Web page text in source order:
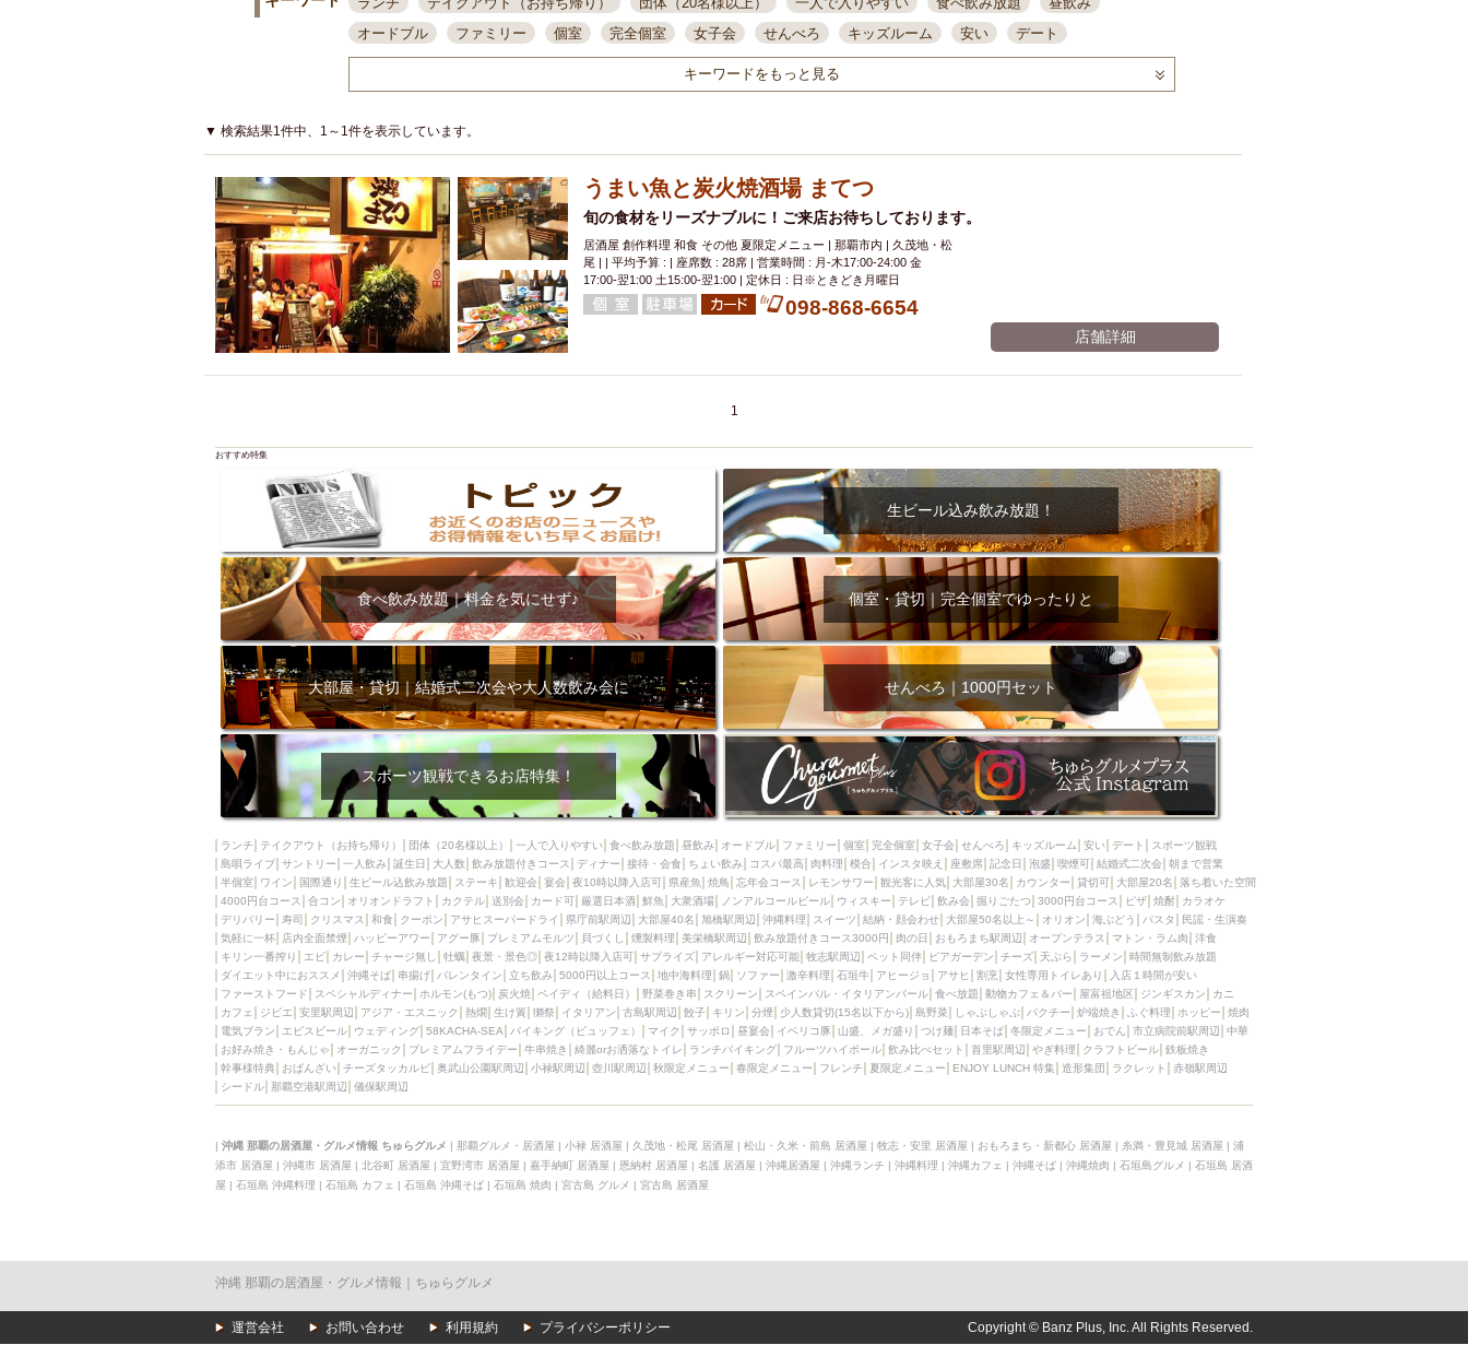
オードブル
ファミリー 個室 完全個室 女子会 せんべろ キッズルーム 安い
デート
一人飲み 誕生日 大人数
接待・会食
ちょい飲み コスパ最高 肉料理 模合 インスタ映え 座敷席 記念日 泡盛
喫煙可
結婚式二次会
夜10時以降入店可
県産魚 焼鳥 忘年会コース レモンサワー 観光客に人気 大部屋30名
カウンター
貸切可
大部屋20名 落ち着いた空間 4000円台コース 合コン オリオンドラフト
カード可
厳選日本酒 鮮魚 大衆酒場 ノンアルコールビール ウィスキー テレビ
3000円台コース
ピザ 焼酎 カラオケ デリバリー 寿司 クリスマス 和食
アサヒスーパードライ
県庁前駅周辺 大部屋40名 旭橋駅周辺 沖縄料理
大部屋50名以上～
オリオン 海ぶどう パスタ 民謡・生演奏 気軽に一杯
ハッピーアワー
アグー豚
ソファー
激辛料理 石垣牛 アヒージョ アサヒ 割烹 女性専用トイレあり
入店１時間が安い
ファーストフード
スペシャルディナー ホルモン(もつ) 炭火焼 ペイディ（給料日）
野菜巻き串
スクリーン
スペインバル・イタリアンバール 食べ放題 動物カフェ＆バー 屋富祖地区
ジンギスカン
カニ
カフェ ジビエ 安里駅周辺 アジア・エスニック 熱燗 生け簀 獺祭 イタリアン
古島駅周辺
餃子
キリン 分煙 少人数貸切(15名以下から) 島野菜 しゃぶしゃぶ パクチー 炉端焼き
ふぐ料理
ホッピー
焼肉 電気ブラン エビスビール ウェディング 58KACHA-SEA
バイキング（ビュッフェ）
マイク
サッポロ 昼宴会 イベリコ豚 山盛、メガ盛り つけ麺 日本そば 冬限定メニュー
おでん
市立病院前駅周辺
中華 お好み焼き・もんじゃ オーガニック プレミアムフライデー
牛串焼き
綺麗orお洒落なトイレ
ランチバイキング フルーツハイボール 飲み比べセット 首里駅周辺
やぎ料理
クラフトビール
鉄板焼き 幹事様特典 おばんざい チーズタッカルビ 奥武山公園駅周辺
小禄駅周辺
壺川駅周辺
秋限定メニュー 春限定メニュー フレンチ 夏限定メニュー ENJOY LUNCH 特集
造形集団
キーワードをもっと見る
▼ 検索結果1件中、1～1件を表示しています。
うまい魚と炭火焼酒場 まてつ
旬の食材をリーズナブルに！ご来店お待ちしております。
居酒屋 創作料理 和食 その他 夏限定メニュー | 那覇市内 | 久茂地・松
尾 | | 平均予算 : | 座席数 : 28席 | 営業時間 : 月-木17:00-24:00 金
17:00-翌1:00 土15:00-翌1:00 | 定休日 : 日※ときどき月曜日
098-868-6654
店舗詳細
1
おすすめ特集
生ビール込み飲み放題！
食べ飲み放題｜料金を気にせず♪ 個室・貸切｜完全個室でゆったりと
大部屋・貸切｜結婚式二次会や大人数飲み会に せんべろ｜1000円セット
スポーツ観戦できるお店特集！
ランチ テイクアウト（お持ち帰り） 団体（20名様以上） 一人で入りやすい 食べ飲み放題 昼飲み オードブル ファミリー 個室 完全個室 女子会 せんべろ キッズルーム 安い デート
スポーツ観戦
島唄ライブ サントリー 一人飲み 誕生日 大人数 飲み放題付きコース ディナー 接待・会食 ちょい飲み コスパ最高 肉料理 模合 インスタ映え 座敷席 記念日 泡盛 喫煙可 結婚式二次会 朝まで営業
半個室
ワイン 国際通り 生ビール込飲み放題 ステーキ 歓迎会 宴会 夜10時以降入店可 県産魚 焼鳥 忘年会コース レモンサワー 観光客に人気 大部屋30名 カウンター 貸切可 大部屋20名
落ち着いた空間
4000円台コース
合コン オリオンドラフト カクテル 送別会 カード可 厳選日本酒 鮮魚 大衆酒場 ノンアルコールビール ウィスキー テレビ 飲み会 掘りごたつ 3000円台コース ピザ 焼酎
カラオケ
デリバリー
寿司 クリスマス 和食 クーポン アサヒスーパードライ 県庁前駅周辺 大部屋40名 旭橋駅周辺 沖縄料理 スイーツ 結納・顔会わせ 大部屋50名以上～ オリオン 海ぶどう パスタ
民謡・生演奏
気軽に一杯
店内全面禁煙 ハッピーアワー アグー豚 プレミアムモルツ 貝づくし 燻製料理 美栄橋駅周辺 飲み放題付きコース3000円 肉の日 おもろまち駅周辺 オープンテラス マトン・ラム肉
洋食
キリン一番搾り
エビ カレー チャージ無し 牡蠣 夜景・景色◎ 夜12時以降入店可 サプライズ アレルギー対応可能 牧志駅周辺 ペット同伴 ビアガーデン チーズ 天ぷら ラーメン
時間無制飲み放題
ダイエット中におススメ
沖縄そば 串揚げ バレンタイン 立ち飲み 5000円以上コース 地中海料理 鍋 ソファー 激辛料理 石垣牛 アヒージョ アサヒ 割烹 女性専用トイレあり
入店１時間が安い
ファーストフード
スペシャルディナー ホルモン(もつ) 炭火焼 ペイディ（給料日） 野菜巻き串 スクリーン スペインバル・イタリアンバール 食べ放題 動物カフェ＆バー 屋富祖地区 ジンギスカン
カニ
カフェ
ジビエ 安里駅周辺 アジア・エスニック 熱燗 生け簀 獺祭 イタリアン 古島駅周辺 餃子 キリン 分煙 少人数貸切(15名以下から) 島野菜 しゃぶしゃぶ パクチー 炉端焼き ふぐ料理 ホッピー
焼肉
電気ブラン
エビスビール ウェディング 58KACHA-SEA バイキング（ビュッフェ） マイク サッポロ 昼宴会 イベリコ豚 山盛、メガ盛り つけ麺 日本そば 冬限定メニュー おでん 市立病院前駅周辺
中華
お好み焼き・もんじゃ
オーガニック プレミアムフライデー 牛串焼き 綺麗orお洒落なトイレ ランチバイキング フルーツハイボール 飲み比べセット 首里駅周辺 やぎ料理 クラフトビール 鉄板焼き
幹事様特典
おばんざい チーズタッカルビ 奥武山公園駅周辺 小禄駅周辺 壺川駅周辺 秋限定メニュー 春限定メニュー フレンチ 夏限定メニュー ENJOY LUNCH 特集 造形集団 ラクレット
赤嶺駅周辺
シードル 那覇空港駅周辺 儀保駅周辺
| 沖縄 那覇の居酒屋・グルメ情報 ちゅらグルメ | 那覇グルメ・居酒屋 | 小禄 居酒屋 | 久茂地・松尾 居酒屋 | 松山・久米・前島 居酒屋 | 牧志・安里 居酒屋 | おもろまち・新都心 居酒屋 | 糸満・豊見城 居酒屋 | 浦
添市 居酒屋 | 沖縄市 居酒屋 | 北谷町 居酒屋 | 宜野湾市 居酒屋 | 嘉手納町 居酒屋 | 恩納村 居酒屋 | 名護 居酒屋 | 沖縄居酒屋 | 沖縄ランチ | 沖縄料理 | 沖縄カフェ | 沖縄そば | 沖縄焼肉 | 石垣島グルメ | 石垣島 居酒
屋 | 石垣島 沖縄料理 | 石垣島 カフェ | 石垣島 沖縄そば | 石垣島 焼肉 | 宮古島 グルメ | 宮古島 居酒屋
沖縄 那覇の居酒屋・グルメ情報｜ちゅらグルメ
運営会社 お問い合わせ 利用規約 プライバシーポリシー Copyright © Banz Plus, Inc. All Rights Reserved.